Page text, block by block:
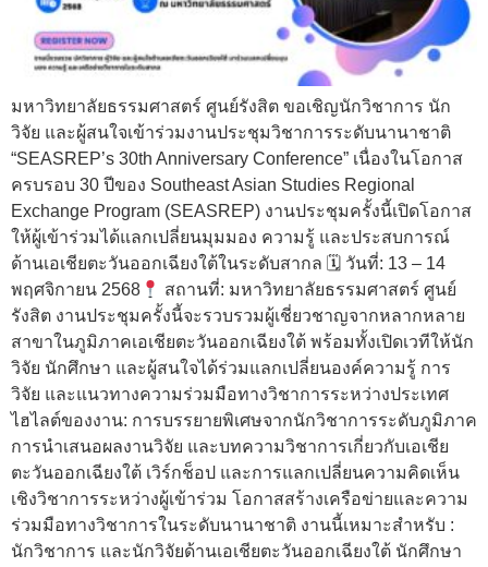
มหาวิทยาลัยธรรมศาสตร์ ศูนย์รังสิต ขอเชิญนักวิชาการ นัก
วิจัย และผู้สนใจเข้าร่วมงานประชุมวิชาการระดับนานาชาติ
“SEASREP’s 30th Anniversary Conference” เนื่องในโอกาส
ครบรอบ 30 ปีของ Southeast Asian Studies Regional
Exchange Program (SEASREP) งานประชุมครั้งนี้เปิดโอกาส
ให้ผู้เข้าร่วมได้แลกเปลี่ยนมุมมอง ความรู้ และประสบการณ์
ด้านเอเชียตะวันออกเฉียงใต้ในระดับสากล 🗓 วันที่: 13 – 14
พฤศจิกายน 2568
สถานที่: มหาวิทยาลัยธรรมศาสตร์ ศูนย์
รังสิต งานประชุมครั้งนี้จะรวบรวมผู้เชี่ยวชาญจากหลากหลาย
สาขาในภูมิภาคเอเชียตะวันออกเฉียงใต้ พร้อมทั้งเปิดเวทีให้นัก
วิจัย นักศึกษา และผู้สนใจได้ร่วมแลกเปลี่ยนองค์ความรู้ การ
วิจัย และแนวทางความร่วมมือทางวิชาการระหว่างประเทศ
ไฮไลต์ของงาน: การบรรยายพิเศษจากนักวิชาการระดับภูมิภาค
การนำเสนอผลงานวิจัย และบทความวิชาการเกี่ยวกับเอเชีย
ตะวันออกเฉียงใต้ เวิร์กช็อป และการแลกเปลี่ยนความคิดเห็น
เชิงวิชาการระหว่างผู้เข้าร่วม โอกาสสร้างเครือข่ายและความ
ร่วมมือทางวิชาการในระดับนานาชาติ งานนี้เหมาะสำหรับ :
นักวิชาการ และนักวิจัยด้านเอเชียตะวันออกเฉียงใต้ นักศึกษา